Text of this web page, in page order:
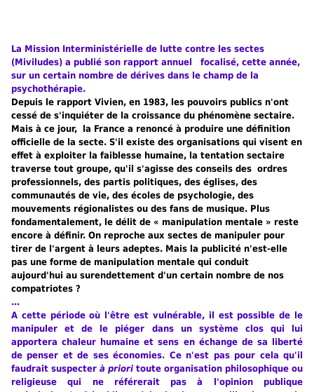
La Mission Interministérielle de lutte contre les sectes
(Miviludes) a publié son rapport annuel
focalisé, cette année,
sur un certain nombre de dérives dans le champ de la
psychothérapie.
Depuis le rapport Vivien, en 1983, les pouvoirs publics n'ont
cessé de s'inquiéter de la croissance du phénomène sectaire.
Mais à ce jour, la France a renoncé à produire une définition
officielle de la secte. S'il existe des organisations qui visent en
effet à exploiter la faiblesse humaine, la tentation sectaire
traverse tout groupe, qu'il s'agisse des conseils des ordres
professionnels, des partis politiques, des églises, des
communautés de vie, des écoles de psychologie, des
mouvements régionalistes ou des fans de musique. Plus
fondamentalement, le délit de « manipulation mentale » reste
encore à définir. On reproche aux sectes de manipuler pour
tirer de l'argent à leurs adeptes. Mais la publicité n'est-elle
pas une forme de manipulation mentale qui conduit
aujourd'hui au surendettement d'un certain nombre de nos
compatriotes ?
...
A cette période où l'être est vulnérable, il est possible de le
manipuler et de le piéger dans un système clos qui lui
apportera chaleur humaine et sens en échange de sa liberté
de penser et de ses économies. Ce n'est pas pour cela qu'il
faudrait suspecter à priori toute organisation philosophique ou
religieuse qui ne référerait pas à l'opinion publique